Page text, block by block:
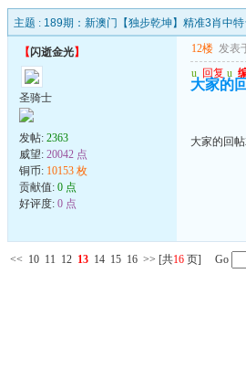
主题 : 189期：新澳门【独步乾坤】精准3肖中
【闪逝金光】
圣骑士
发帖: 2363
威望: 20042 点
铜币: 10153 枚
贡献值: 0 点
好评度: 0 点
12楼 发表
u 回复 u
大家的
大家的回
<< 10 11 12 13 14 15 16 >> [共16 页] Go